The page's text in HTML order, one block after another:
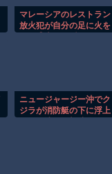
マレーシアのレストラン
放火犯が自分の足に火を
ニュージャージー沖でク
ジラが消防艇の下に浮上